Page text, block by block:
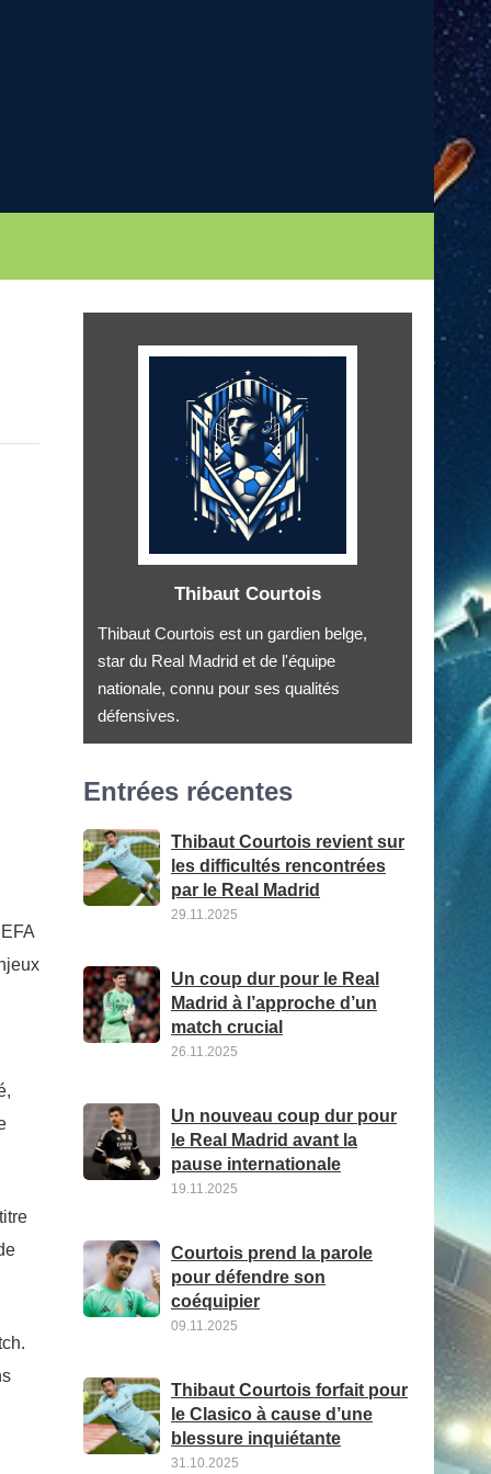
Thibaut Courtois
Thibaut Courtois est un gardien belge,
star du Real Madrid et de l'équipe
nationale, connu pour ses qualités
défensives.
Entrées récentes
Thibaut Courtois revient sur
les difficultés rencontrées
par le Real Madrid
29.11.2025
Un coup dur pour le Real
Madrid à l’approche d’un
match crucial
26.11.2025
Un nouveau coup dur pour
le Real Madrid avant la
pause internationale
19.11.2025
Courtois prend la parole
pour défendre son
coéquipier
09.11.2025
Thibaut Courtois forfait pour
le Clasico à cause d’une
blessure inquiétante
31.10.2025